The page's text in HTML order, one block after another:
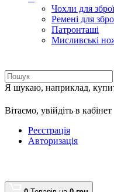
Чохли для зброї
Ремені для
Патронташі
Мисливські
Я шукаю, наприклад,
Вітаємо, увійдіть в кабінет
Реєстрація
Авторизація